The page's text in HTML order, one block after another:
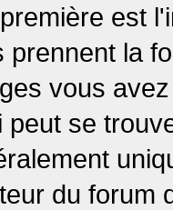
est
prennent la
vous
se
du forum